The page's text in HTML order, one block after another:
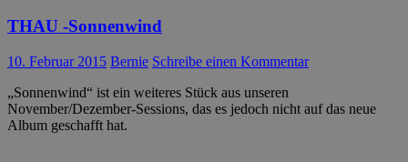
THAU -Sonnenwind
10. Februar 2015 Bernie Schreibe einen Kommentar
„Sonnenwind“ ist ein weiteres Stück aus unseren
November/Dezember-Sessions, das es jedoch nicht auf das neue
Album geschafft hat.